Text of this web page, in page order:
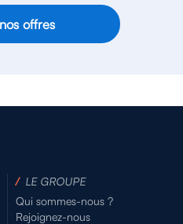
offres
/ LE GROUPE
Qui sommes-nous ?
Rejoignez-nous